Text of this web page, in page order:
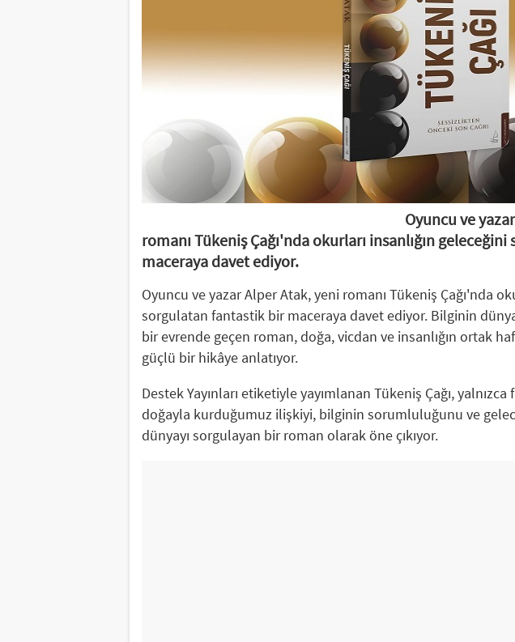
10:01:
09:53:
09:35
17:16:
16:12 :
16:05 :
15:42 :
Oyuncu ve
romanı Tükeniş Çağı'nda okurları insanlığın
maceraya davet ediyor.
Oyuncu ve yazar Alper Atak, yeni romanı Tükeniş Çağı'nda
sorgulatan fantastik bir maceraya davet ediyor. Bilginin
bir evrende geçen roman, doğa, vicdan ve insanlığın ortak
güçlü bir hikâye anlatıyor.
Destek Yayınları etiketiyle yayımlanan Tükeniş Çağı,
doğayla kurduğumuz ilişkiyi, bilginin sorumluluğunu ve
dünyayı sorgulayan bir roman olarak öne çıkıyor.